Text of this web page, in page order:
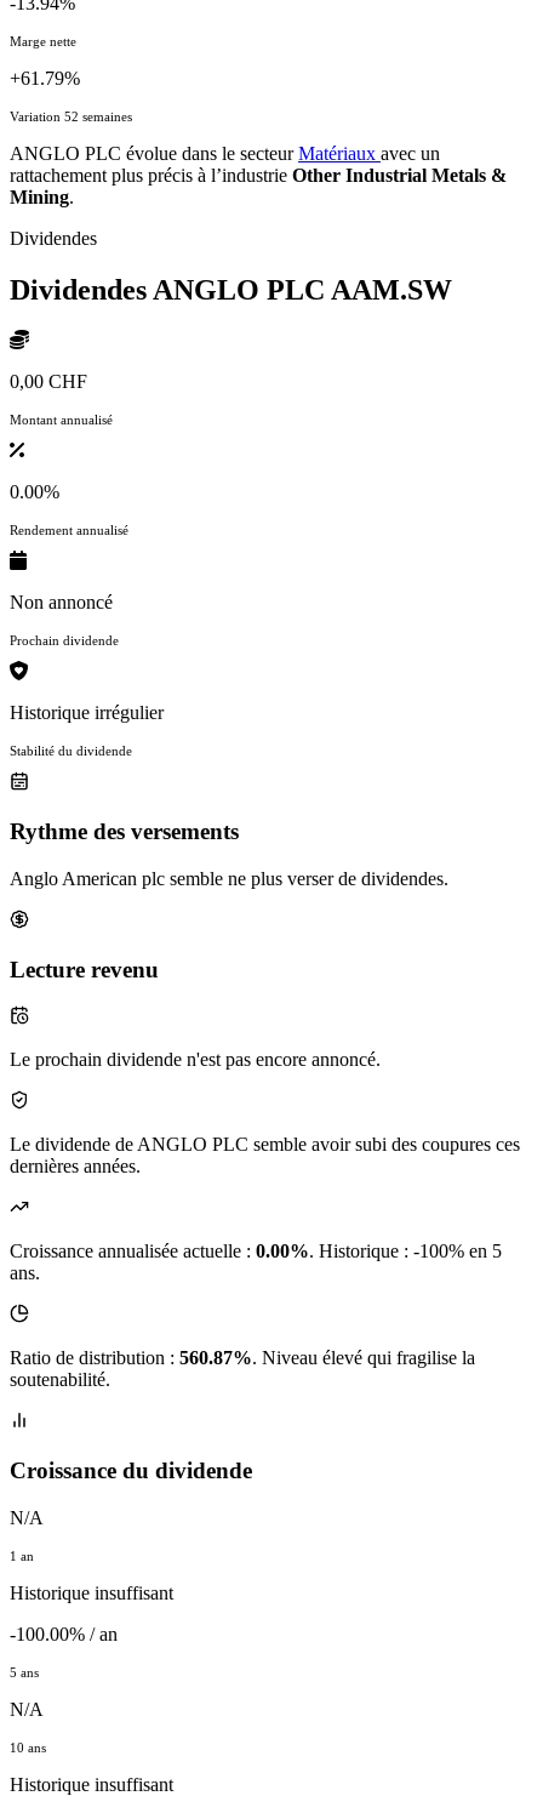
Marge nette
+61.79%
Variation 52 semaines
ANGLO PLC évolue dans le secteurMatériaux avec un
rattachement plus précis à l’industrie Other Industrial Metals &
Mining.
Dividendes
Dividendes ANGLO PLC AAM.SW
0,00 CHF
Montant annualisé
0.00%
Rendement annualisé
Non annoncé
Prochain dividende
Historique irrégulier
Stabilité du dividende
Rythme des versements
Anglo American plc semble ne plus verser de dividendes.
Lecture revenu
Le prochain dividende n'est pas encore annoncé.
Le dividende de ANGLO PLC semble avoir subi des coupures ces
dernières années.
Croissance annualisée actuelle : 0.00%. Historique : -100% en 5
ans.
Ratio de distribution : 560.87%. Niveau élevé qui fragilise la
soutenabilité.
Croissance du dividende
N/A
1 an
Historique insuffisant
-100.00% / an
5 ans
N/A
10 ans
Historique insuffisant